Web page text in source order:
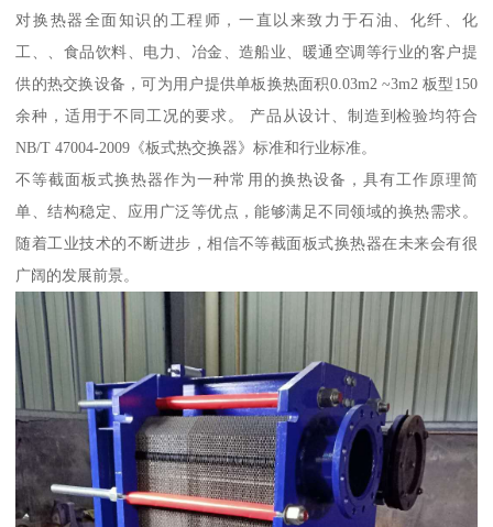
对换热器全面知识的工程师，一直以来致力于石油、化纤、化
工、、食品饮料、电力、冶金、造船业、暖通空调等行业的客户提
供的热交换设备，可为用户提供单板换热面积0.03m2 ~3m2 板型150
余种，适用于不同工况的要求。 产品从设计、制造到检验均符合
NB/T 47004-2009《板式热交换器》标准和行业标准。
不等截面板式换热器作为一种常用的换热设备，具有工作原理简
单、结构稳定、应用广泛等优点，能够满足不同领域的换热需求。
随着工业技术的不断进步，相信不等截面板式换热器在未来会有很
广阔的发展前景。